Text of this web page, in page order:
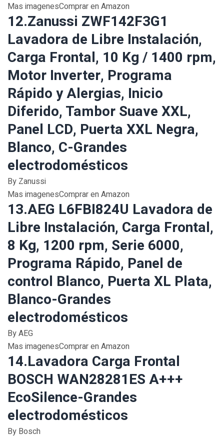
Mas imagenesComprar en Amazon
12.Zanussi ZWF142F3G1
Lavadora de Libre Instalación,
Carga Frontal, 10 Kg / 1400 rpm,
Motor Inverter, Programa
Rápido y Alergias, Inicio
Diferido, Tambor Suave XXL,
Panel LCD, Puerta XXL Negra,
Blanco, C-Grandes
electrodomésticos
By Zanussi
Mas imagenesComprar en Amazon
13.AEG L6FBI824U Lavadora de
Libre Instalación, Carga Frontal,
8 Kg, 1200 rpm, Serie 6000,
Programa Rápido, Panel de
control Blanco, Puerta XL Plata,
Blanco-Grandes
electrodomésticos
By AEG
Mas imagenesComprar en Amazon
14.Lavadora Carga Frontal
BOSCH WAN28281ES A+++
EcoSilence-Grandes
electrodomésticos
By Bosch